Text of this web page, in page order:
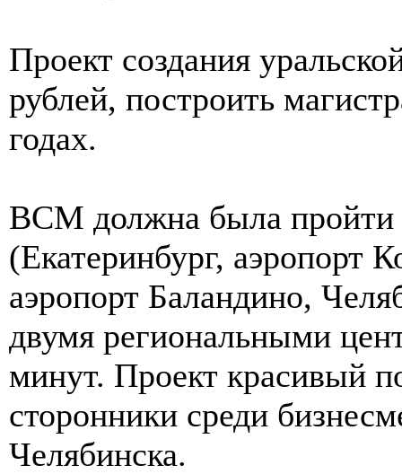
Проект создания
рублей, построить
годах.
ВСМ должна была пройти
(Екатеринбург, аэропорт
аэропорт Баландино,
двумя региональными
минут. Проект красивый
сторонники среди
Челябинска.